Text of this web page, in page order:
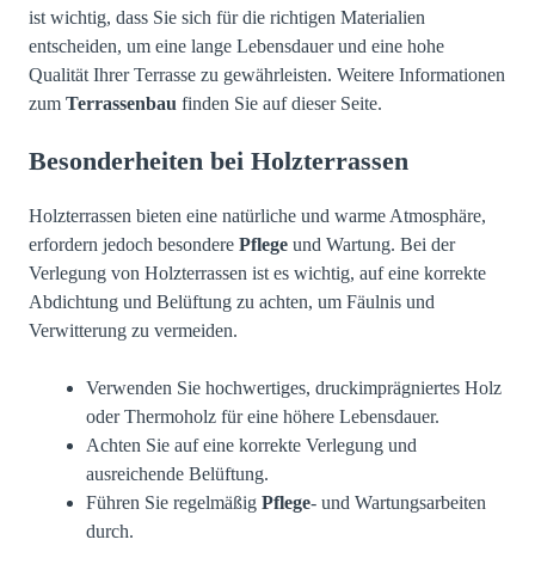
ist wichtig, dass Sie sich für die richtigen Materialien
entscheiden, um eine lange Lebensdauer und eine hohe
Qualität Ihrer Terrasse zu gewährleisten. Weitere Informationen
zum Terrassenbau finden Sie aufdieser Seite.
Besonderheiten bei Holzterrassen
Holzterrassen bieten eine natürliche und warme Atmosphäre,
erfordern jedoch besondere Pflege und Wartung. Bei der
Verlegung von Holzterrassen ist es wichtig, auf eine korrekte
Abdichtung und Belüftung zu achten, um Fäulnis und
Verwitterung zu vermeiden.
Verwenden Sie hochwertiges, druckimprägniertes Holz
oder Thermoholz für eine höhere Lebensdauer.
Achten Sie auf eine korrekte Verlegung und
ausreichende Belüftung.
Führen Sie regelmäßig Pflege- und Wartungsarbeiten
durch.